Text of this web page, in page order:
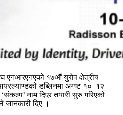
एनआरएनएको १७औं युरोप क्षेत्रीय
डब्लिनमा अगष्ट १०–१२
नाम दिएर तयारी सुरु गरिएको
जानकारी दिए ।